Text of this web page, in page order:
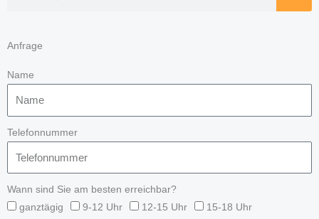
Anfrage
Name
Telefonnummer
Wann sind Sie am besten erreichbar?
ganztägig
9-12 Uhr 12-15 Uhr 15-18 Uhr